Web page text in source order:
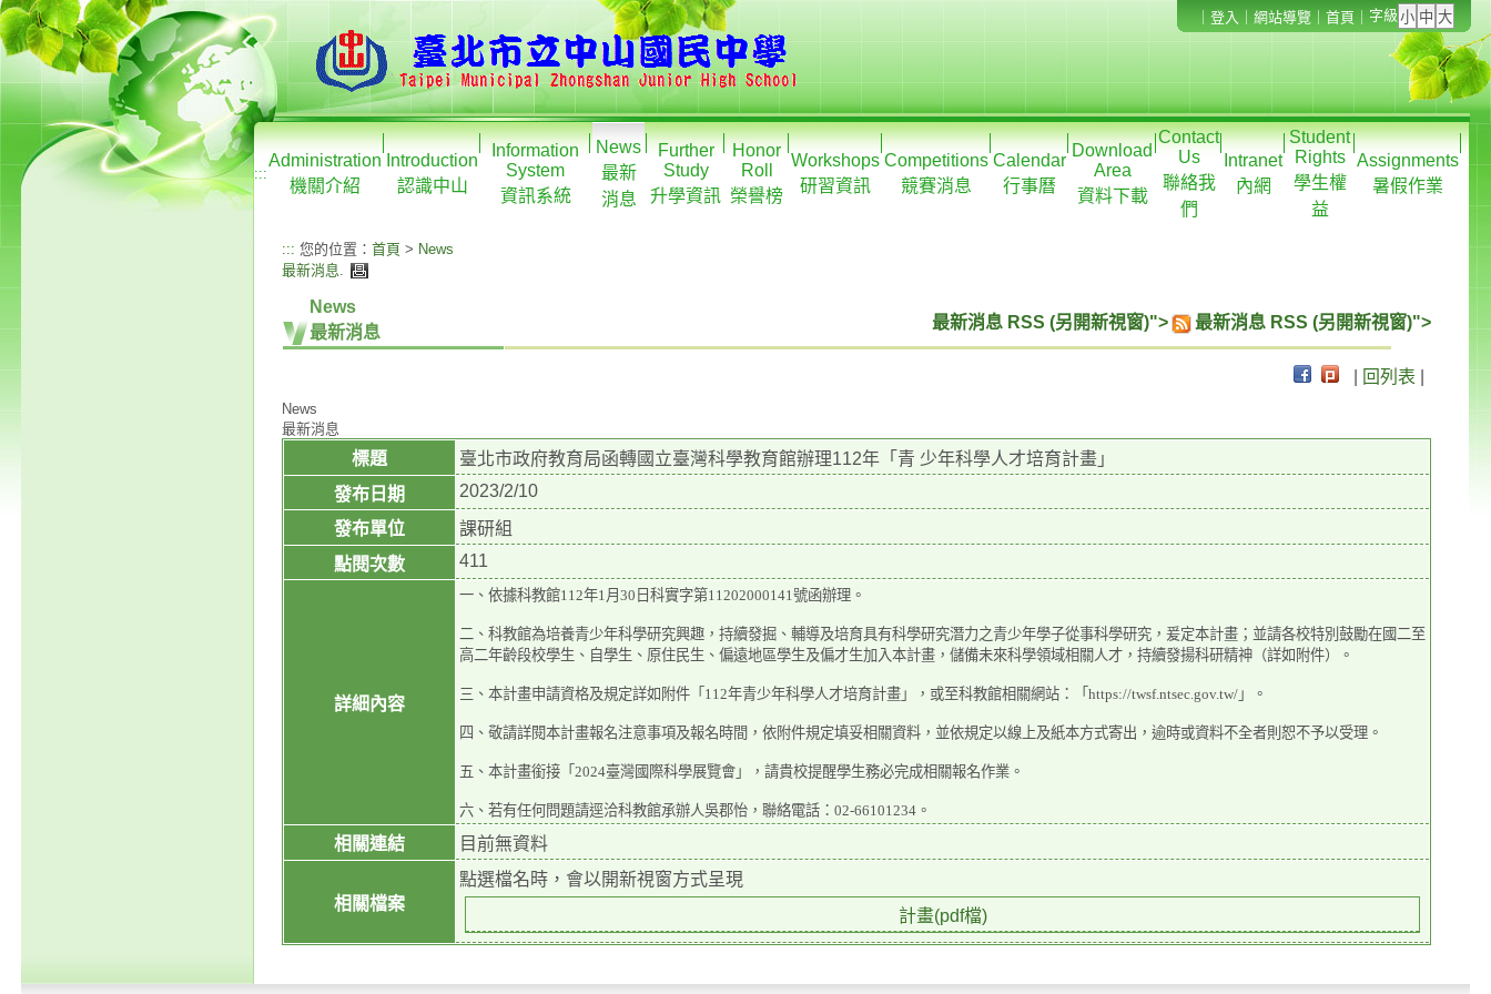
登入 網站導覽 首頁 字級
:::
Administration
機關介紹
Introduction
認識中山
Information
System
資訊系統
News
最新
消息
Further
Study
升學資訊
Honor
Roll
榮譽榜
Workshops
研習資訊
Competitions
競賽消息
Calendar
行事曆
Download
Area
資料下載
Contact
Us
聯絡我
們
Intranet
內網
Student
Rights
學生權
益
Assignments
暑假作業
::: 您的位置： 首頁 > News
最新消息.
News
最新消息
最新消息 RSS (另開新視窗)"> 最新消息 RSS (另開新視窗)">
回列表
News
最新消息
標題
臺北市政府教育局函轉國立臺灣科學教育館辦理112年「青 少年科學人才培育計畫」
發布日期
2023/2/10
發布單位
課研組
點閱次數
411
詳細內容
一、依據科教館112年1月30日科實字第11202000141號函辦理。
二、科教館為培養青少年科學研究興趣，持續發掘、輔導及培育具有科學研究潛力之青少年學子從事科學研究，爰定本計畫；並請各校特別鼓勵在國二至
高二年齡段校學生、自學生、原住民生、偏遠地區學生及偏才生加入本計畫，儲備未來科學領域相關人才，持續發揚科研精神（詳如附件）。
三、本計畫申請資格及規定詳如附件「112年青少年科學人才培育計畫」，或至科教館相關網站：「https://twsf.ntsec.gov.tw/」。
四、敬請詳閱本計畫報名注意事項及報名時間，依附件規定填妥相關資料，並依規定以線上及紙本方式寄出，逾時或資料不全者則恕不予以受理。
五、本計畫銜接「2024臺灣國際科學展覽會」，請貴校提醒學生務必完成相關報名作業。
六、若有任何問題請逕洽科教館承辦人吳郡怡，聯絡電話：02-66101234。
相關連結 目前無資料
相關檔案
點選檔名時，會以開新視窗方式呈現
計畫(pdf檔)